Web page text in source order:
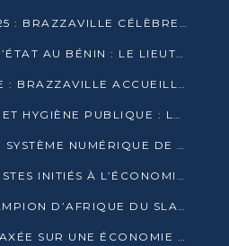
BILILI BD FESTIVAL 2025 : BRAZZAVILLE CÉLÈBRE DIX ANS DE CRÉATION GRAPHIQUE AFRICAINE
TENTATIVE DE COUP D’ÉTAT AU BÉNIN : LE LIEUTENANT-COLONEL TIGRI S’AUTOPROCLAME CHEF D’UN COMITÉ MILITAIRE
BONNE GOUVERNANCE : BRAZZAVILLE ACCUEILLE LES PREMIÈRES JOURNÉES CONGOLAISES DE L’ÉVALUATION
MARCHÉS, TROTTOIRS ET HYGIÈNE PUBLIQUE : LE GOUVERNEMENT DURCIT LE TON
LE CONGO LANCE SON SYSTÈME NUMÉRIQUE DE VÉRIFICATION DU BOIS
DES FUTURS JOURNALISTES INITIÉS À L’ÉCONOMIE BLEUE DURABLE
LE CONGO SACRÉ CHAMPION D’AFRIQUE DU SLAM 2025
LA VISION DU CONGO AXÉE SUR UNE ÉCONOMIE BAS CARBONE AU RENDEZ-VOUS DE MONACO 2025